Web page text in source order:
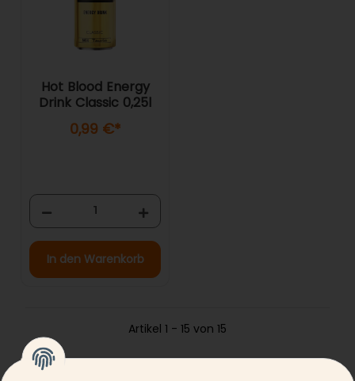
Hot Blood Energy
Drink Classic 0,25l
0,99 €*
In den Warenkorb
Artikel 1 - 15 von 15